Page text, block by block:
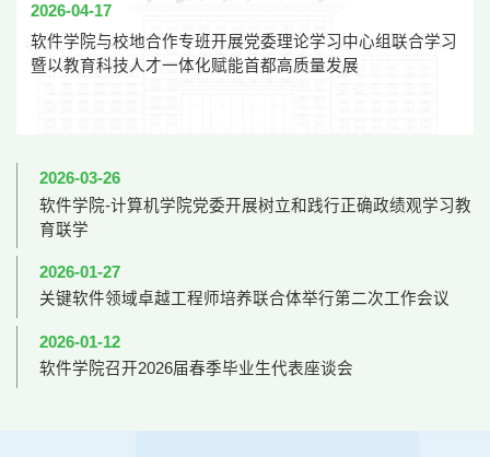
2026-03-26
软件学院-计算机学院党委开展树立和践行正确政绩观学习教
育联学
2026-01-27
关键软件领域卓越工程师培养联合体举行第二次工作会议
2026-01-12
软件学院召开2026届春季毕业生代表座谈会
2026-04-17
软件学院与校地合作专班开展党委理论学习中心组联合学习
暨以教育科技人才一体化赋能首都高质量发展